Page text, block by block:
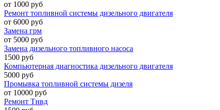
от 1000 руб
Ремонт топливной системы дизельного двигателя
от 6000 руб
Замена грм
от 5000 руб
Замена дизельного топливного насоса
1500 руб
Компьютерная диагностика дизельного двигателя
5000 руб
Промывка топливной системы дизеля
от 10000 руб
Ремонт Тнвд